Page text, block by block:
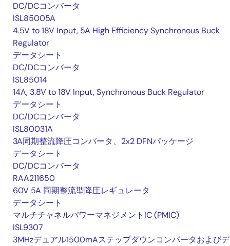
DC/DCコンバータ
ISL85005A
4.5V to 18V Input, 5A High Efficiency Synchronous Buck
Regulator
データシート
DC/DCコンバータ
ISL85014
14A, 3.8V to 18V Input, Synchronous Buck Regulator
データシート
DC/DCコンバータ
ISL80031A
3A同期整流降圧コンバータ、2x2 DFNパッケージ
データシート
DC/DCコンバータ
RAA211650
60V 5A 同期整流型降圧レギュレータ
データシート
マルチチャネルパワーマネジメントIC (PMIC)
ISL9307
3MHzデュアル1500mAステップダウンコンバータおよび